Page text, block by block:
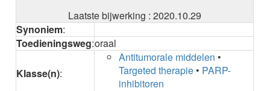
AFLIBERCEPT intravitreaal
AFLIBERCEPT parenteraal
AGALSIDASE bèta
Laatste bijwerking : 2020.10.29
Synoniem:
Toedieningsweg:oraal
Klasse(n):
Antitumorale middelen •
Targeted therapie • PARP-
inhibitoren